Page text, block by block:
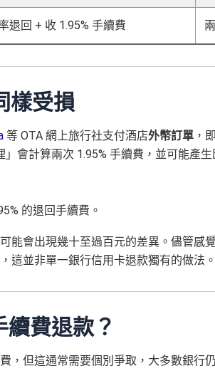
退回 + 收 1.95% 手續費
樣受損
等 OTA 網上旅行社支付酒店外幣訂單 ，
會計算兩次 1.95% 手續費，並可能產生
的退回手續費。
能會出現幾十至過百元的差異。儘管感
這並非單一銀行信用卡退款獨有的做法。
費退款？
，但這通常需要個別爭取，大多數銀行